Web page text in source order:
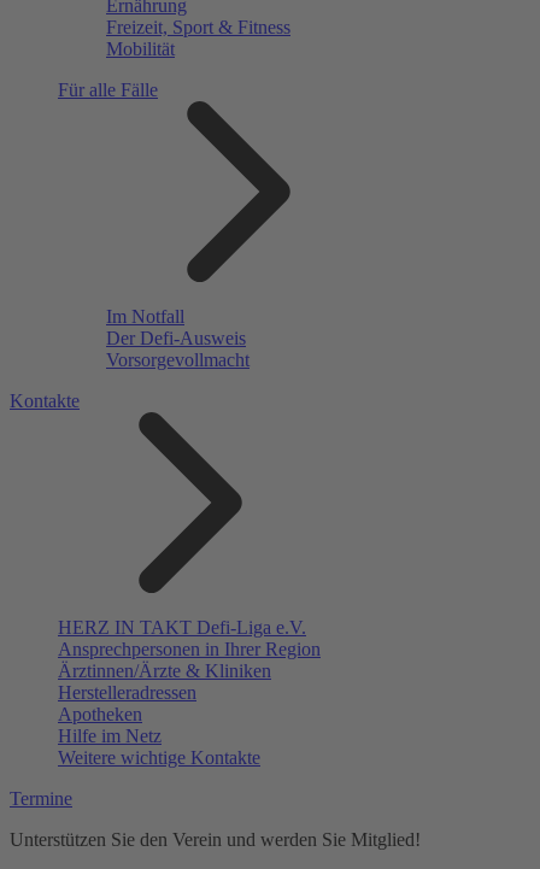
Ernährung
Freizeit, Sport & Fitness
Mobilität
Für alle Fälle
Im Notfall
Der Defi-Ausweis
Vorsorgevollmacht
Kontakte
HERZ IN TAKT Defi-Liga e.V.
Ansprechpersonen in Ihrer Region
Ärztinnen/Ärzte & Kliniken
Herstelleradressen
Apotheken
Hilfe im Netz
Weitere wichtige Kontakte
Termine
Unterstützen Sie den Verein und werden Sie Mitglied!